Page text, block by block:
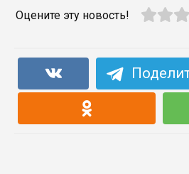
Оцените эту новость!